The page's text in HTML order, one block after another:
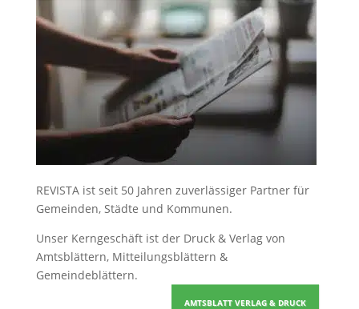
REVISTA ist seit 50 Jahren zuverlässiger Partner für
Gemeinden, Städte und Kommunen.
Unser Kerngeschäft ist der Druck & Verlag von
Amtsblättern, Mitteilungsblättern &
Gemeindeblättern.
AMTSBLATT VERLAG & DRUCK